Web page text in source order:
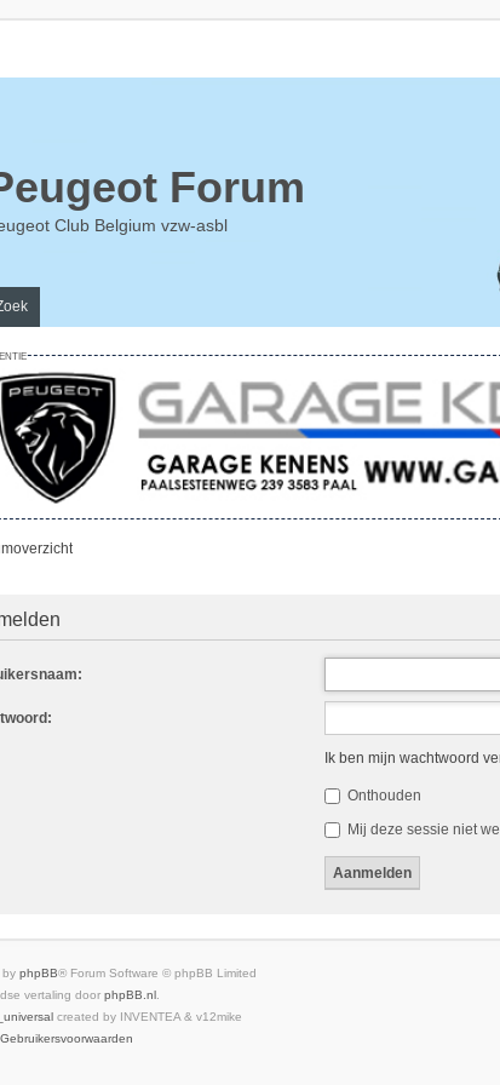
Forum
Club Belgium vzw-asbl
Ik ben mijn wachtwoord
Onthouden
Mij deze sessie niet
by phpBB® Forum Software © phpBB Limited
vertaling door phpBB.nl
created by INVENTEA & v12mike
Gebruikersvoorwaarden